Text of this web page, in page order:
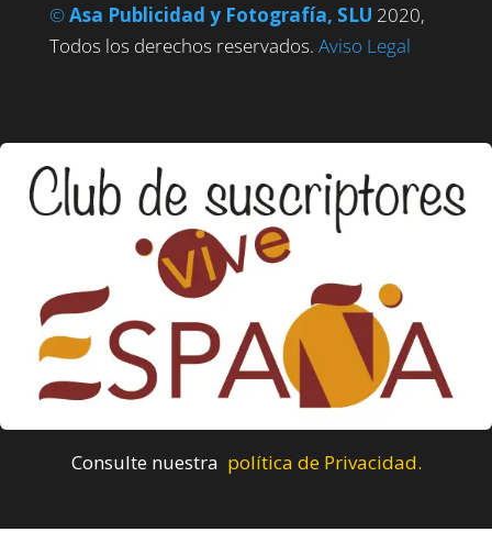
©Asa Publicidad y Fotografía, SLU 2020,
Todos los derechos reservados. Aviso Legal
Consulte nuestra política de Privacidad.